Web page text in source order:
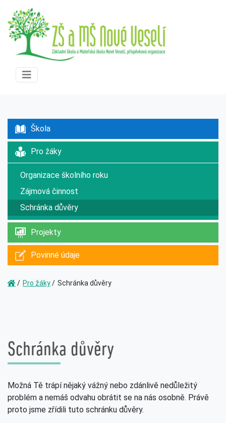
Škola
Pro žáky
Organizace školního roku
Zájmová činnost
Schránka důvěry
Projekty
Povinné údaje
Pro žáky Schránka důvěry
Schránka důvěry
Možná Tě trápí nějaký vážný nebo zdánlivě nedůležitý
problém a nemáš odvahu obrátit se na nás osobně. Právě
proto jsme zřídili tuto schránku důvěry.